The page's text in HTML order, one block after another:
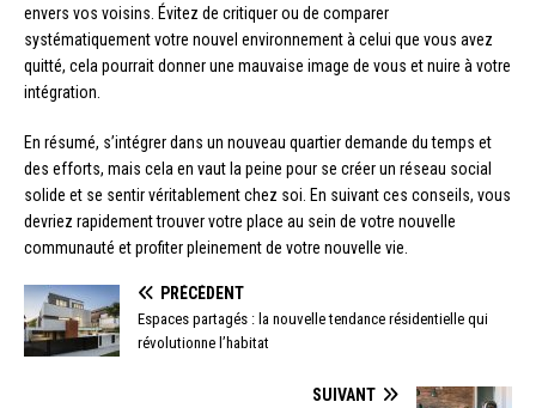
envers vos voisins. Évitez de critiquer ou de comparer
systématiquement votre nouvel environnement à celui que vous avez
quitté, cela pourrait donner une mauvaise image de vous et nuire à votre
intégration.
En résumé, s’intégrer dans un nouveau quartier demande du temps et
des efforts, mais cela en vaut la peine pour se créer un réseau social
solide et se sentir véritablement chez soi. En suivant ces conseils, vous
devriez rapidement trouver votre place au sein de votre nouvelle
communauté et profiter pleinement de votre nouvelle vie.
PRÉCÉDENT
Espaces partagés : la nouvelle tendance résidentielle qui
révolutionne l’habitat
SUIVANT